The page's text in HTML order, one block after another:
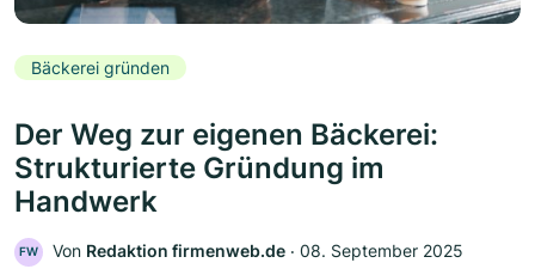
Bäckerei gründen
Der Weg zur eigenen Bäckerei:
Strukturierte Gründung im
Handwerk
FW Von Redaktion firmenweb.de ‧ 08. September 2025